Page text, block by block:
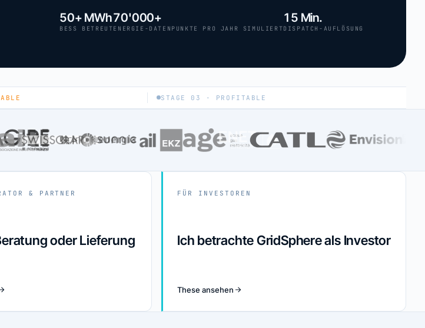
50+ MWh
BESS BETREUT
70'000+
ENERGIE-DATENPUNKTE PRO JAHR SIMULIERT
15 Min.
DISPATCH-AUFLÖSUNG
STAGE 03 · PROFITABLE
& PARTNER
oder Lieferung
FÜR INVESTOREN
Ich betrachte GridSphere als Investor
These ansehen